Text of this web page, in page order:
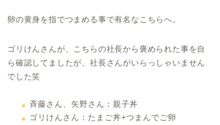
卵の黄身を指でつまめる事で有名なこちらへ。
ゴリけんさんが、こちらの社長から褒められた事を自
ら確認してましたが、社長さんがいらっしゃいません
でした笑
斉藤さん、矢野さん：親子丼
ゴリけんさん：たまご丼+つまんでご卵